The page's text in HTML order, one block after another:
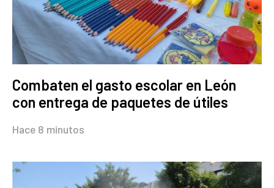
Combaten el gasto escolar en León
con entrega de paquetes de útiles
Hace 8 minutos